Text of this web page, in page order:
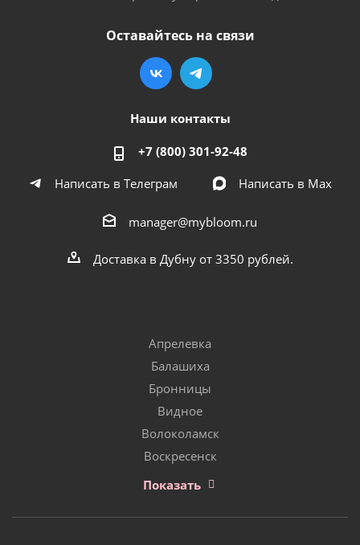
Оставайтесь на связи
Наши контакты
+7 (800) 301-92-48
Написать в Телеграм
Написать в Мах
manager@mybloom.ru
Доставка в Дубну от 3350 рублей.
Апрелевка
Балашиха
Бронницы
Видное
Волоколамск
Воскресенск
Показать